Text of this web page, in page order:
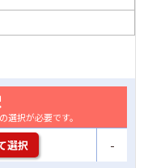
選択が必要です。
選択 -